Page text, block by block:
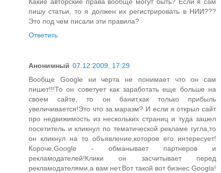
пишу статьи, то я должен их регистрировать в НИИ???
Это под чем писали эти правила?
Ответить
Анонимный 07.12.2009, 17:29
Вообще Google ни черта не понимает что он сам
пишет!!!То он советует как заработать еще больше на
своем сайте, то он банит,как только прибыль
увеличивается!Это что за маразм? И если я открыл сайт
про недвижимость из нескольких страниц и туда зашел
посетитель и кликнул по тематической рекламе гугла,то
он кликнул на то объявление,которое его интересует!
Короче,Google - обманывает партнеров и
рекламодателей!Клики он засчитывает перед
рекламодателями,а вам нет.Вот такой вот бизнес Googla!